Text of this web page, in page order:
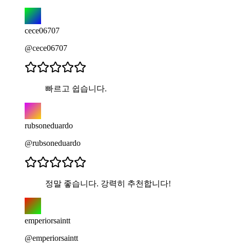
cece06707
@cece06707
빠르고 쉽습니다.
rubsoneduardo
@rubsoneduardo
정말 좋습니다. 강력히 추천합니다!
emperiorsaintt
@emperiorsaintt